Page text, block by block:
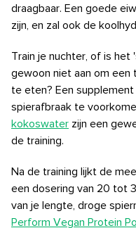
draagbaar. Een goede
zijn, en zal ook de
Train je nuchter, of is
gewoon niet aan om een
te eten? Een
spierafbraak te
kokoswater zijn een
de training.
Na de training lijkt de
een dosering van 20 tot
van je lengte, droge
Perform Vegan Protein